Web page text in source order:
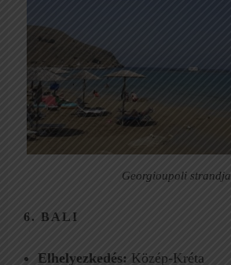
Georgioupoli strandja
6. BALI
Elhelyezkedés: Közép-Kréta